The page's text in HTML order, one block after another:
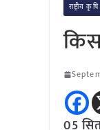
राष्ट्रीय
05